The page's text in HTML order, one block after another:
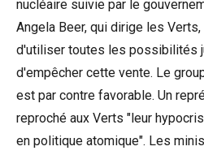
nucléaire suivie par le
Angela Beer, qui dirige les
d'utiliser toutes les possibilités
d'empêcher cette vente. Le
est par contre favorable. Un
reproché aux Verts "leur
en politique atomique". Les